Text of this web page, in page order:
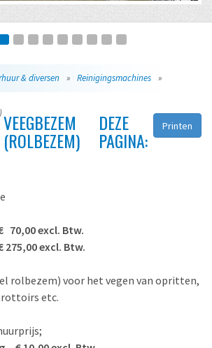
& diversen » Reinigingsmachines »
VEEGBEZEM
(ROLBEZEM)
DEZE
PAGINA:
Printen
excl. Btw.
excl. Btw.
rolbezem) voor het vegen van opritten,
etc.